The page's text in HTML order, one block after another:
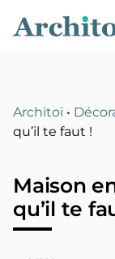
Architoi •
qu’il te faut !
Maison
qu’il te